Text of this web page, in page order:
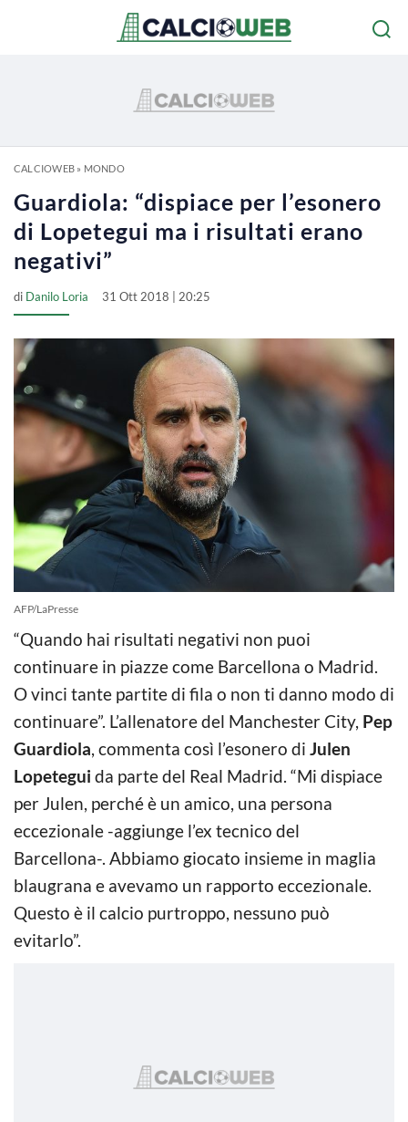
CALCIOWEB» MONDO
Guardiola: “dispiace per l’esonero
di Lopetegui ma i risultati erano
negativi”
di Danilo Loria 31 Ott 2018 | 20:25
AFP/LaPresse
“Quando hai risultati negativi non puoi
continuare in piazze come Barcellona o Madrid.
O vinci tante partite di fila o non ti danno modo di
continuare”. L’allenatore del Manchester City, Pep
Guardiola, commenta così l’esonero di Julen
Lopetegui da parte del Real Madrid. “Mi dispiace
per Julen, perché è un amico, una persona
eccezionale -aggiunge l’ex tecnico del
Barcellona-. Abbiamo giocato insieme in maglia
blaugrana e avevamo un rapporto eccezionale.
Questo è il calcio purtroppo, nessuno può
evitarlo”.